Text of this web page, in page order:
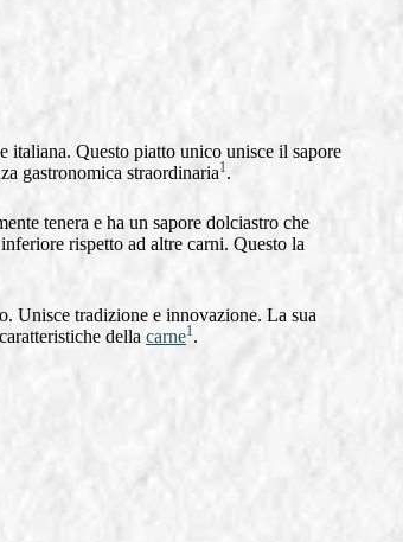
italiana. Questo piatto unico unisce il sapore
gastronomica straordinaria1.
tenera e ha un sapore dolciastro che
rispetto ad altre carni. Questo la
Unisce tradizione e innovazione. La sua
della carne1.